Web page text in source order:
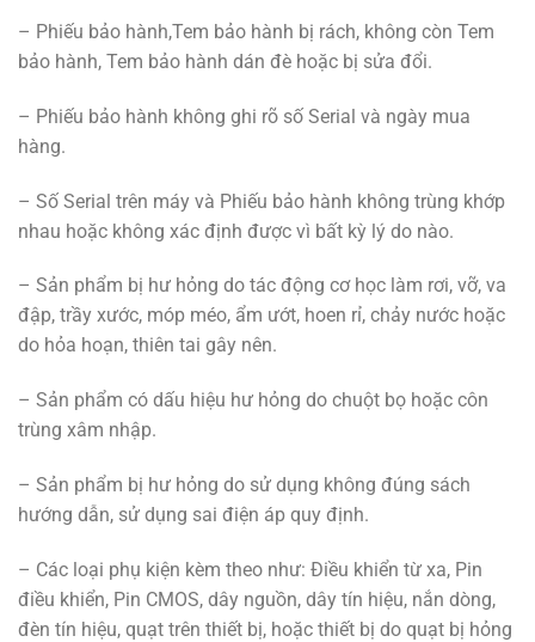
– Phiếu bảo hành,Tem bảo hành bị rách, không còn Tem
bảo hành, Tem bảo hành dán đè hoặc bị sửa đổi.
– Phiếu bảo hành không ghi rõ số Serial và ngày mua
hàng.
– Số Serial trên máy và Phiếu bảo hành không trùng khớp
nhau hoặc không xác định được vì bất kỳ lý do nào.
– Sản phẩm bị hư hỏng do tác động cơ học làm rơi, vỡ, va
đập, trầy xước, móp méo, ẩm ướt, hoen rỉ, chảy nước hoặc
do hỏa hoạn, thiên tai gây nên.
– Sản phẩm có dấu hiệu hư hỏng do chuột bọ hoặc côn
trùng xâm nhập.
– Sản phẩm bị hư hỏng do sử dụng không đúng sách
hướng dẫn, sử dụng sai điện áp quy định.
– Các loại phụ kiện kèm theo như: Điều khiển từ xa, Pin
điều khiển, Pin CMOS, dây nguồn, dây tín hiệu, nắn dòng,
đèn tín hiệu, quạt trên thiết bị, hoặc thiết bị do quạt bị hỏng